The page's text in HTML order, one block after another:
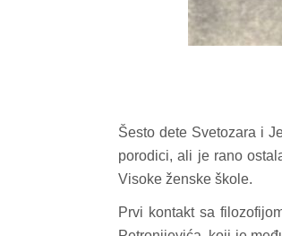
Šesto dete Svetozara i
porodici, ali je rano
Visoke ženske škole.
Prvi kontakt sa